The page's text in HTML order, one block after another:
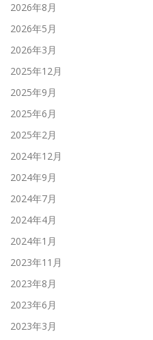
2026年8月
2026年5月
2026年3月
2025年12月
2025年9月
2025年6月
2025年2月
2024年12月
2024年9月
2024年7月
2024年4月
2024年1月
2023年11月
2023年8月
2023年6月
2023年3月